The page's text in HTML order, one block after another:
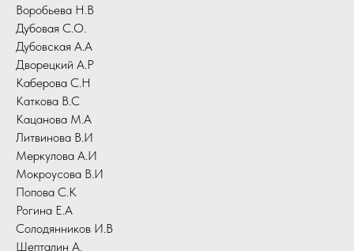
Воробьева Н.В
Дубовая С.О.
Дубовская А.А
Дворецкий А.Р
Каберова С.Н
Каткова В.С
Кацанова М.А
Литвинова В.И
Меркулова А.И
Мокроусова В.И
Попова С.К
Рогина Е.А
Солодянников И.В
Шепталин А.